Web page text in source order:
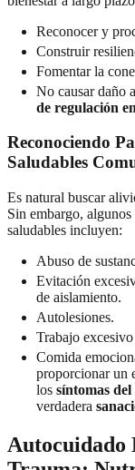
Reconocer y
Construir
Fomentar la
No causar daño
de regulación
Reconociendo
Saludables
Es natural buscar
Sin embargo,
saludables incluyen:
Abuso de
Evitación
de aislamiento.
Autolesiones.
Trabajo
Comida
proporcionar un
los síntomas
verdadera
Autocuidado